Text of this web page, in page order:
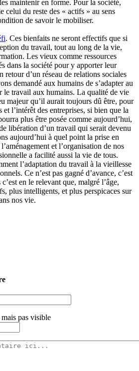
maintenir en forme. Pour la société,
celui du reste des « actifs » au sens
de savoir le mobiliser.
. Ces bienfaits ne seront effectifs que si
du travail, tout au long de la vie,
Les vieux comme ressources
dans la société pour y apporter leur
retour d’un réseau de relations sociales
demandé aux humains de s’adapter au
travail aux humains. La qualité de vie
majeur qu’il aurait toujours dû être, pour
l’intérêt des entreprises, si bien que la
plus être posée comme aujourd’hui,
libération d’un travail qui serait devenu
aujourd’hui à quel point la prise en
et l’organisation de nos
a facilité aussi la vie de tous.
l’adaptation du travail à la vieillesse
Ce n’est pas gagné d’avance, c’est
en le relevant que, malgré l’âge,
plus intelligents, et plus perspicaces sur
nos vie.
pas visible